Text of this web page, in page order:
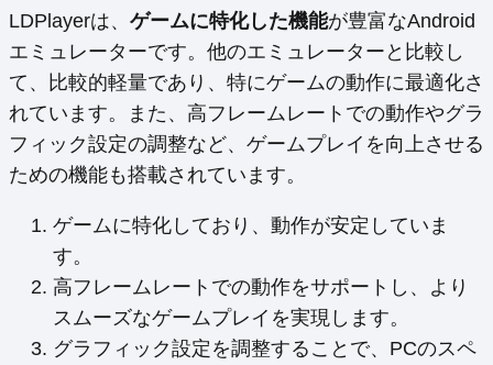
LDPlayerは、 ゲームに特化した機能が豊富なAndroid
エミュレーターです。他のエミュレーターと比較し
て、比較的軽量であり、特にゲームの動作に最適化さ
れています。また、高フレームレートでの動作やグラ
フィック設定の調整など、ゲームプレイを向上させる
ための機能も搭載されています。
ゲームに特化しており、動作が安定していま
す。
高フレームレートでの動作をサポートし、より
スムーズなゲームプレイを実現します。
グラフィック設定を調整することで、PCのスペ